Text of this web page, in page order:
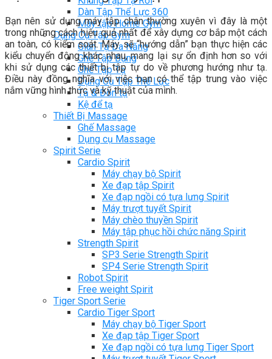
Dàn Tập Thể Lực 360
Máy tập Home Gym
Dụng Cụ Tập Gym
Giàn Tạ Đa Năng
Ghế Tập Bụng
Ghế Tập Tạ
Dụng Cụ Tập Thể Lực
Tạ & Đòn tạ
Kệ để tạ
Thiết Bị Massage
Ghế Massage
Dụng cụ Massage
Spirit Serie
Cardio Spirit
Máy chạy bộ Spirit
Xe đạp tập Spirit
Xe đạp ngồi có tựa lưng Spirit
Máy trượt tuyết Spirit
Máy chèo thuyền Spirit
Máy tập phục hồi chức năng Spirit
Strength Spirit
SP3 Serie Strength Spirit
SP4 Serie Strength Spirit
Robot Spirit
Free weight Spirit
Tiger Sport Serie
Cardio Tiger Sport
Máy chạy bộ Tiger Sport
Xe đạp tập Tiger Sport
Xe đạp ngồi có tựa lưng Tiger Sport
Bạn nên sử dụng máy tập chân thường xuyên vì đây là một
trong những cách hiệu quả nhất để xây dựng cơ bắp một cách
an toàn, có kiểm soát. Máy sẽ “hướng dẫn” bạn thực hiện các
kiểu chuyển động khác nhau, mang lại sự ổn định hơn so với
khi sử dụng các thiết bị tập tự do về phương hướng như tạ.
Điều này đồng nghĩa với việc bạn có thể tập trung vào việc
nắm vững hình thức và kỹ thuật của mình.